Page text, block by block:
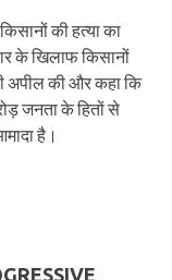
की हत्या का
के खिलाफ किसानों
अपील की और कहा कि
जनता के हितों से
है।